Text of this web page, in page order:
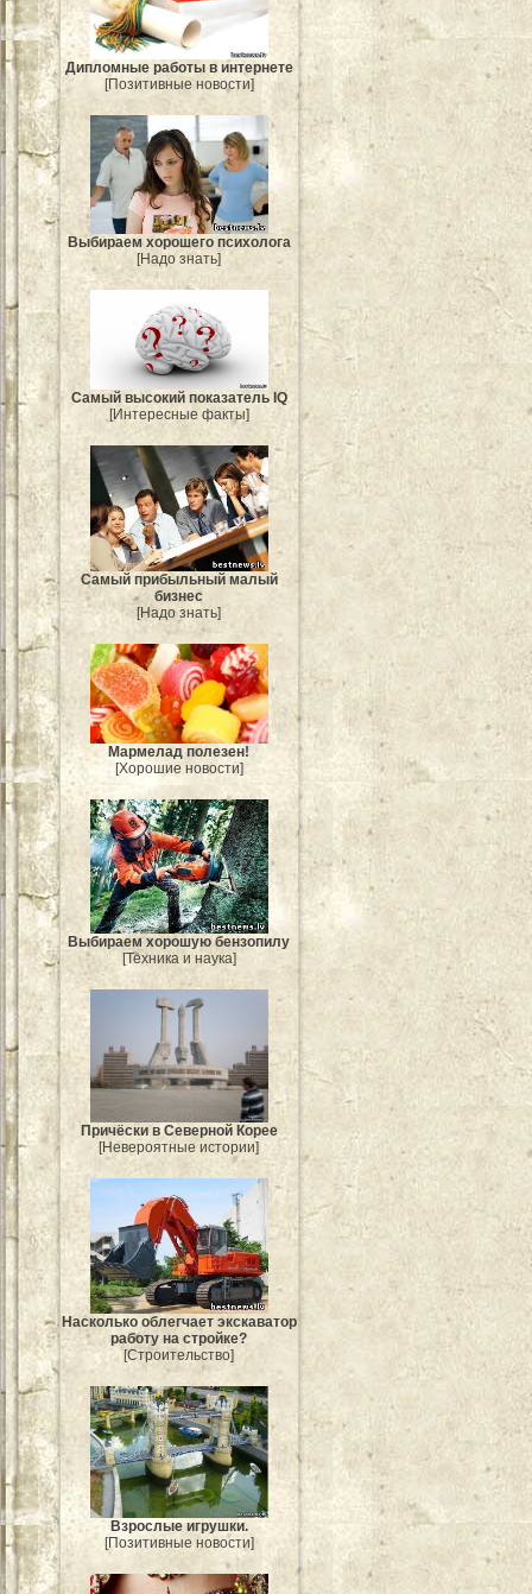
Дипломные работы в интернете
[Позитивные новости]
Выбираем хорошего психолога
[Надо знать]
Самый высокий показатель IQ
[Интересные факты]
Самый прибыльный малый
бизнес
[Надо знать]
Мармелад полезен!
[Хорошие новости]
Выбираем хорошую бензопилу
[Техника и наука]
Причёски в Северной Корее
[Невероятные истории]
Насколько облегчает экскаватор
работу на стройке?
[Строительство]
Взрослые игрушки.
[Позитивные новости]